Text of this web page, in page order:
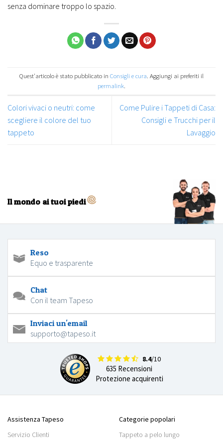
senza dominare troppo lo spazio.
Quest'articolo è stato pubblicato in Consigli e cura. Aggiungi ai preferiti il
permalink.
Colori vivaci o neutri: come
scegliere il colore del tuo
tappeto
Come Pulire i Tappeti di Casa:
Consigli e Trucchi per il
Lavaggio
Il mondo ai tuoi piedi
Reso
Equo e trasparente
Chat
Con il team Tapeso
Inviaci un'email
supporto@tapeso.it
8.4/10
635 Recensioni
Protezione acquirenti
Assistenza Tapeso
Servizio Clienti
Categorie popolari
Tappeto a pelo lungo